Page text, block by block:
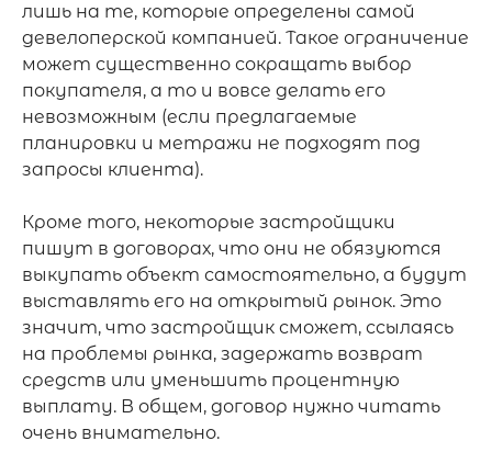
лишь на те, которые определены самой
девелоперской компанией. Такое ограничение
может существенно сокращать выбор
покупателя, а то и вовсе делать его
невозможным (если предлагаемые
планировки и метражи не подходят под
запросы клиента).
Кроме того, некоторые застройщики
пишут в договорах, что они не обязуются
выкупать объект самостоятельно, а будут
выставлять его на открытый рынок. Это
значит, что застройщик сможет, ссылаясь
на проблемы рынка, задержать возврат
средств или уменьшить процентную
выплату. В общем, договор нужно читать
очень внимательно.